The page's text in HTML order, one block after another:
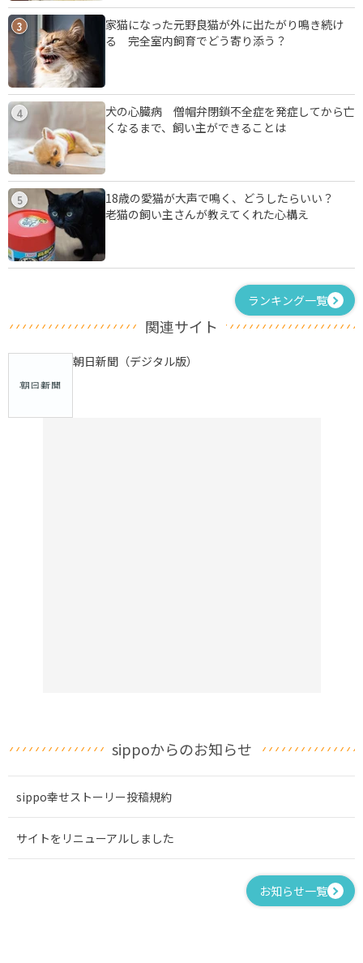
3
家猫になった元野良猫が外に出たがり鳴き続け
る 完全室内飼育でどう寄り添う？
4
犬の心臓病 僧帽弁閉鎖不全症を発症してから亡
くなるまで、飼い主ができることは
5
18歳の愛猫が大声で鳴く、どうしたらいい？
老猫の飼い主さんが教えてくれた心構え
ランキング一覧
関連サイト
朝日新聞（デジタル版）
sippoからのお知らせ
sippo幸せストーリー投稿規約
サイトをリニューアルしました
お知らせ一覧